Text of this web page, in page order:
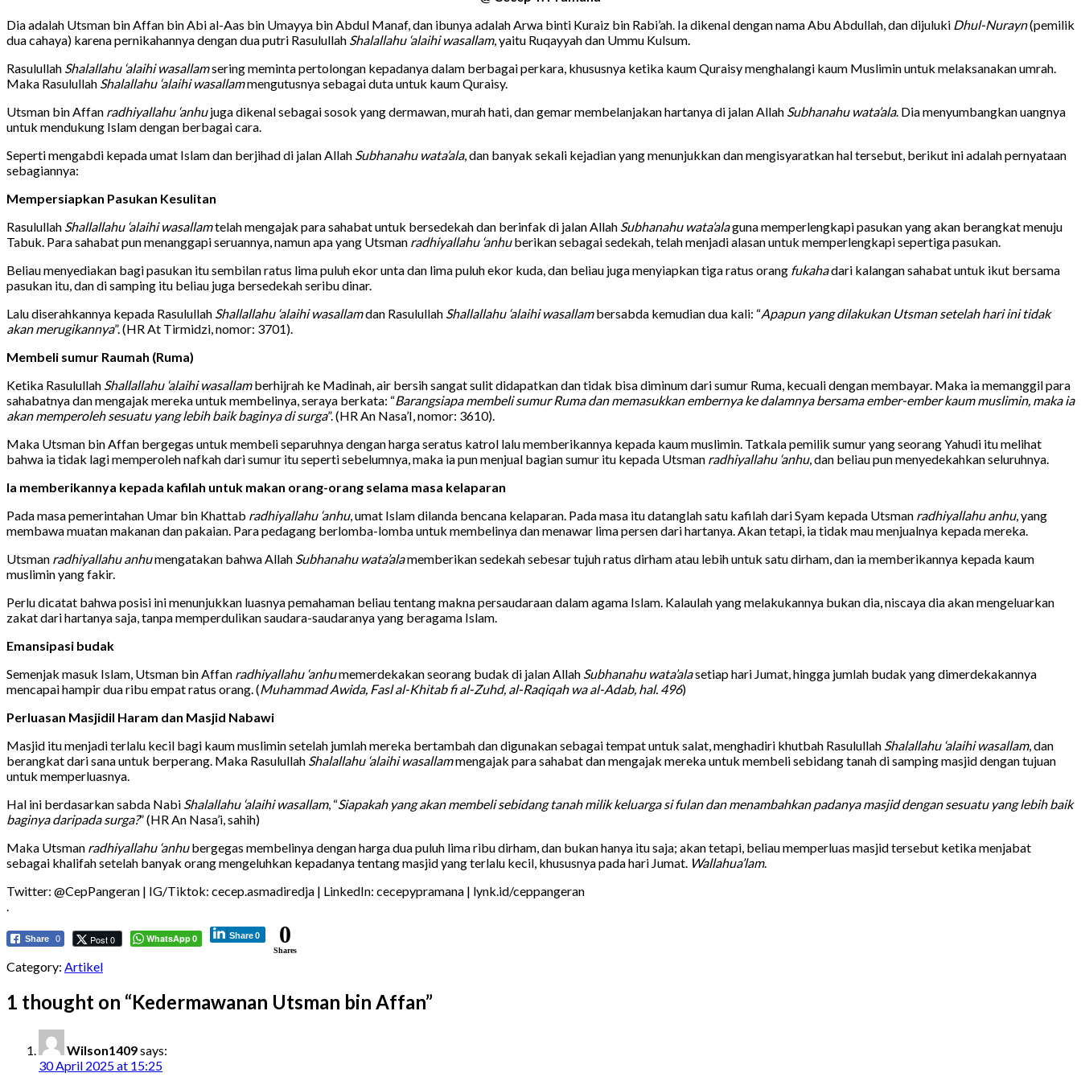
Dia adalah Utsman bin Affan bin Abi al-Aas bin Umayya bin Abdul Manaf, dan ibunya adalah Arwa binti Kuraiz bin Rabi’ah. Ia dikenal dengan nama Abu Abdullah, dan dijuluki Dhul-Nurayn(pemilik
dua cahaya) karena pernikahannya dengan dua putri Rasulullah Shalallahu ‘alaihi wasallam, yaitu Ruqayyah dan Ummu Kulsum.
Rasulullah Shalallahu ‘alaihi wasallamsering meminta pertolongan kepadanya dalam berbagai perkara, khususnya ketika kaum Quraisy menghalangi kaum Muslimin untuk melaksanakan umrah.
Maka Rasulullah Shalallahu ‘alaihi wasallammengutusnya sebagai duta untuk kaum Quraisy.
Utsman bin Affan radhiyallahu ‘anhujuga dikenal sebagai sosok yang dermawan, murah hati, dan gemar membelanjakan hartanya di jalan Allah Subhanahu wata’ala. Dia menyumbangkan uangnya
untuk mendukung Islam dengan berbagai cara.
Seperti mengabdi kepada umat Islam dan berjihad di jalan Allah Subhanahu wata’ala, dan banyak sekali kejadian yang menunjukkan dan mengisyaratkan hal tersebut, berikut ini adalah pernyataan
sebagiannya:
Mempersiapkan Pasukan Kesulitan
Rasulullah Shallallahu ‘alaihi wasallamtelah mengajak para sahabat untuk bersedekah dan berinfak di jalan Allah Subhanahu wata’alaguna memperlengkapi pasukan yang akan berangkat menuju
Tabuk. Para sahabat pun menanggapi seruannya, namun apa yang Utsman radhiyallahu ‘anhuberikan sebagai sedekah, telah menjadi alasan untuk memperlengkapi sepertiga pasukan.
Beliau menyediakan bagi pasukan itu sembilan ratus lima puluh ekor unta dan lima puluh ekor kuda, dan beliau juga menyiapkan tiga ratus orang fukahadari kalangan sahabat untuk ikut bersama
pasukan itu, dan di samping itu beliau juga bersedekah seribu dinar.
Lalu diserahkannya kepada Rasulullah Shallallahu ‘alaihi wasallamdan Rasulullah Shallallahu ‘alaihi wasallambersabda kemudian dua kali: “Apapun yang dilakukan Utsman setelah hari ini tidak
akan merugikannya”. (HR At Tirmidzi, nomor: 3701).
Membeli sumur Raumah (Ruma)
Ketika Rasulullah Shallallahu ‘alaihi wasallamberhijrah ke Madinah, air bersih sangat sulit didapatkan dan tidak bisa diminum dari sumur Ruma, kecuali dengan membayar. Maka ia memanggil para
sahabatnya dan mengajak mereka untuk membelinya, seraya berkata: “Barangsiapa membeli sumur Ruma dan memasukkan embernya ke dalamnya bersama ember-ember kaum muslimin, maka ia
akan memperoleh sesuatu yang lebih baik baginya di surga”. (HR An Nasa’I, nomor: 3610).
Maka Utsman bin Affan bergegas untuk membeli separuhnya dengan harga seratus katrol lalu memberikannya kepada kaum muslimin. Tatkala pemilik sumur yang seorang Yahudi itu melihat
bahwa ia tidak lagi memperoleh nafkah dari sumur itu seperti sebelumnya, maka ia pun menjual bagian sumur itu kepada Utsman radhiyallahu ‘anhu, dan beliau pun menyedekahkan seluruhnya.
Ia memberikannya kepada kafilah untuk makan orang-orang selama masa kelaparan
Pada masa pemerintahan Umar bin Khattab radhiyallahu ‘anhu, umat Islam dilanda bencana kelaparan. Pada masa itu datanglah satu kafilah dari Syam kepada Utsman radhiyallahu anhu, yang
membawa muatan makanan dan pakaian. Para pedagang berlomba-lomba untuk membelinya dan menawar lima persen dari hartanya. Akan tetapi, ia tidak mau menjualnya kepada mereka.
Utsman radhiyallahu anhumengatakan bahwa Allah Subhanahu wata’alamemberikan sedekah sebesar tujuh ratus dirham atau lebih untuk satu dirham, dan ia memberikannya kepada kaum
muslimin yang fakir.
Perlu dicatat bahwa posisi ini menunjukkan luasnya pemahaman beliau tentang makna persaudaraan dalam agama Islam. Kalaulah yang melakukannya bukan dia, niscaya dia akan mengeluarkan
zakat dari hartanya saja, tanpa memperdulikan saudara-saudaranya yang beragama Islam.
Emansipasi budak
Semenjak masuk Islam, Utsman bin Affan radhiyallahu ‘anhumemerdekakan seorang budak di jalan Allah Subhanahu wata’alasetiap hari Jumat, hingga jumlah budak yang dimerdekakannya
mencapai hampir dua ribu empat ratus orang. (Muhammad Awida, Fasl al-Khitab fi al-Zuhd, al-Raqiqah wa al-Adab, hal. 496)
Perluasan Masjidil Haram dan Masjid Nabawi
Masjid itu menjadi terlalu kecil bagi kaum muslimin setelah jumlah mereka bertambah dan digunakan sebagai tempat untuk salat, menghadiri khutbah Rasulullah Shalallahu ‘alaihi wasallam, dan
berangkat dari sana untuk berperang. Maka Rasulullah Shalallahu ‘alaihi wasallammengajak para sahabat dan mengajak mereka untuk membeli sebidang tanah di samping masjid dengan tujuan
untuk memperluasnya.
Hal ini berdasarkan sabda Nabi Shalallahu ‘alaihi wasallam, “Siapakah yang akan membeli sebidang tanah milik keluarga si fulan dan menambahkan padanya masjid dengan sesuatu yang lebih baik
baginya daripada surga?” (HR An Nasa’i, sahih)
Maka Utsman radhiyallahu ‘anhubergegas membelinya dengan harga dua puluh lima ribu dirham, dan bukan hanya itu saja; akan tetapi, beliau memperluas masjid tersebut ketika menjabat
sebagai khalifah setelah banyak orang mengeluhkan kepadanya tentang masjid yang terlalu kecil, khususnya pada hari Jumat. Wallahua’lam.
Twitter: @CepPangeran | IG/Tiktok: cecep.asmadiredja | LinkedIn: cecepypramana | lynk.id/ceppangeran
.
Share 0 Post 0 WhatsApp0 Share0 0
Shares
Category: Artikel
1 thought on “Kedermawanan Utsman bin Affan”
Wilson1409says:
30 April 2025 at 15:25